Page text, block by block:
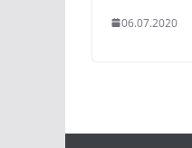
06.07.2020